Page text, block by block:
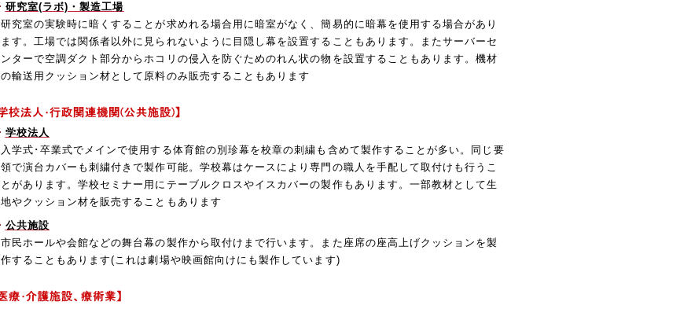
研究室(ラボ)・製造工場
研究室の実験時に暗くすることが求めれる場合用に暗室がなく、簡易的に暗幕を使用する場合があり
ます。工場では関係者以外に見られないように目隠し幕を設置することもあります。またサーバーセ
ンターで空調ダクト部分からホコリの侵入を防ぐためのれん状の物を設置することもあります。機材
の輸送用クッション材として原料のみ販売することもあります
学校法人
入学式･卒業式でメインで使用する体育館の別珍幕を校章の刺繍も含めて製作することが多い。同じ要
領で演台カバーも刺繍付きで製作可能。学校幕はケースにより専門の職人を手配して取付けも行うこ
とがあります。学校セミナー用にテーブルクロスやイスカバーの製作もあります。一部教材として生
地やクッション材を販売することもあります
公共施設
市民ホールや会館などの舞台幕の製作から取付けまで行います。また座席の座高上げクッションを製
作することもあります(これは劇場や映画館向けにも製作しています)